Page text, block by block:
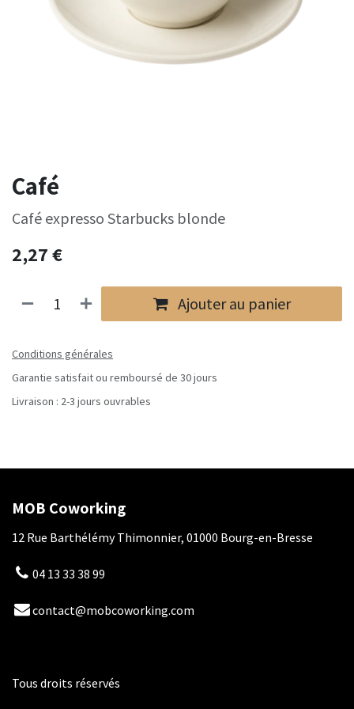
Café
Café expresso Starbucks blonde
2,27€
Ajouter au panier
Conditions générales
Garantie satisfait ou remboursé de 30 jours
Livraison : 2-3 jours ouvrables
MOB Coworking
12 Rue Barthélémy Thimonnier, 01000 Bourg-en-Bresse
04 13 33 38 99
contact@mobcoworking.com
Tous droits réservés